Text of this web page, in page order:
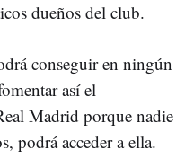
dueños del club.
conseguir en ningún
así el
Madrid porque nadie
podrá acceder a ella.